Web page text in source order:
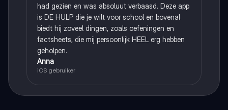
had gezien en was absoluut verbaasd. Deze app
is DE HULP die je wilt voor school en bovenal
biedt hij zoveel dingen, zoals oefeningen en
factsheets, die mij persoonlijk HEEL erg hebben
geholpen.
Anna
iOS gebruiker